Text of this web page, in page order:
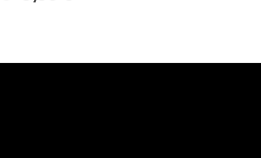
était : est :